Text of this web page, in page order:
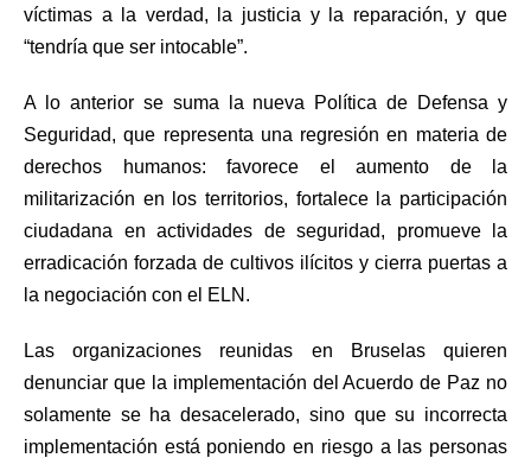
víctimas a la verdad, la justicia y la reparación, y que
“tendría que ser intocable”.
A lo anterior se suma la nueva Política de Defensa y
Seguridad, que representa una regresión en materia de
derechos humanos: favorece el aumento de la
militarización en los territorios, fortalece la participación
ciudadana en actividades de seguridad, promueve la
erradicación forzada de cultivos ilícitos y cierra puertas a
la negociación con el ELN.
Las organizaciones reunidas en Bruselas quieren
denunciar que la implementación del Acuerdo de Paz no
solamente se ha desacelerado, sino que su incorrecta
implementación está poniendo en riesgo a las personas